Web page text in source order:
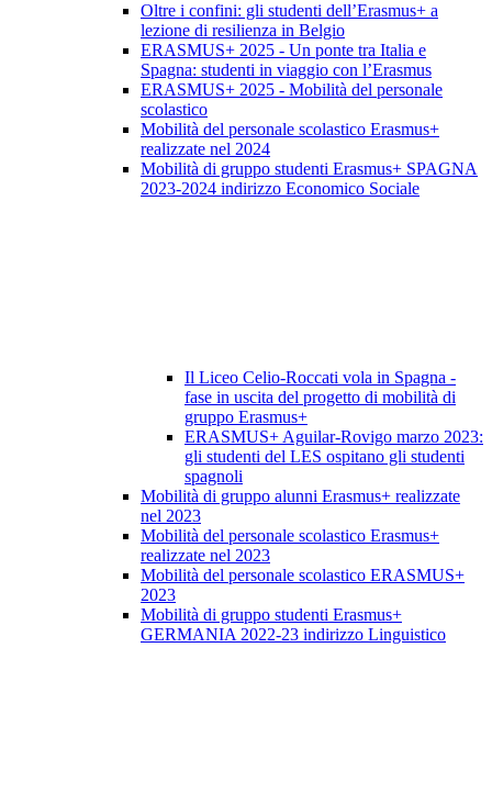
Oltre i confini: gli studenti dell’Erasmus+ a
lezione di resilienza in Belgio
ERASMUS+ 2025 - Un ponte tra Italia e
Spagna: studenti in viaggio con l’Erasmus
ERASMUS+ 2025 - Mobilità del personale
scolastico
Mobilità del personale scolastico Erasmus+
realizzate nel 2024
Mobilità di gruppo studenti Erasmus+ SPAGNA
2023-2024 indirizzo Economico Sociale
Il Liceo Celio-Roccati vola in Spagna -
fase in uscita del progetto di mobilità di
gruppo Erasmus+
ERASMUS+ Aguilar-Rovigo marzo 2023:
gli studenti del LES ospitano gli studenti
spagnoli
Mobilità di gruppo alunni Erasmus+ realizzate
nel 2023
Mobilità del personale scolastico Erasmus+
realizzate nel 2023
Mobilità del personale scolastico ERASMUS+
2023
Mobilità di gruppo studenti Erasmus+
GERMANIA 2022-23 indirizzo Linguistico